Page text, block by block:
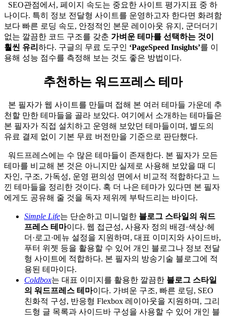
SEO관점에서, 페이지 속도는 중요한 사이트 평가지표 중 하
나이다. 특히 정보 전달형 사이트를 운영하고자 한다면 화려함
보다 빠른 로딩 속도, 안정적인 본문 레이아웃 유지, 군더더기
없는 깔끔한 코드 구조를 갖춘 가벼운 테마를 선택하는 것이
훨씬 유리 하다. 구글의 무료 도구인 ‘PageSpeed Insights’를 이
용해 성능 점수를 측정해 보는 것도 좋은 방법이다.
추천하는 워드프레스 테마
본 필자가 웹 사이트를 만들며 접해 본 여러 테마들 가운데 추
천할 만한 테마들을 골라 보았다. 여기에서 소개하는 테마들은
본 필자가 직접 설치하고 운영해 보았던 테마들이며, 별도의
유료 결제 없이 기본 무료 버전만을 기준으로 판단했다.
워드프레스에는 수 많은 테마들이 존재한다. 본 필자가 모든
테마를 비교해 본 것은 아니지만 실제로 사용해 보았을 때 디
자인, 구조, 가독성, 운영 편의성 면에서 비교적 적합하다고 느
낀 테마들을 정리한 것이다. 혹 더 나은 테마가 있다면 본 필자
에게도 공유해 줄 것을 독자 제위께 부탁드리는 바이다.
Simple Life는 단순하고 미니멀한 블로그 스타일의 워드
프레스 테마이다. 웹 접근성, 사용자 정의 배경·색상·헤
더·로고·메뉴 설정을 지원하며, 대표 이미지와 사이드바,
푸터 위젯 등을 활용할 수 있어 개인 블로그나 정보 전달
형 사이트에 적합하다. 본 필자의 방송기술 블로그에 적
용된 테마이다.
Coldbox는 대표 이미지를 활용한 깔끔한 블로그 스타일
의 워드프레스 테마이다. 가벼운 구조, 빠른 로딩, SEO
친화적 구성, 반응형 Flexbox 레이아웃을 지원하며, 그리
드형 글 목록과 사이드바 구성을 사용할 수 있어 개인 블